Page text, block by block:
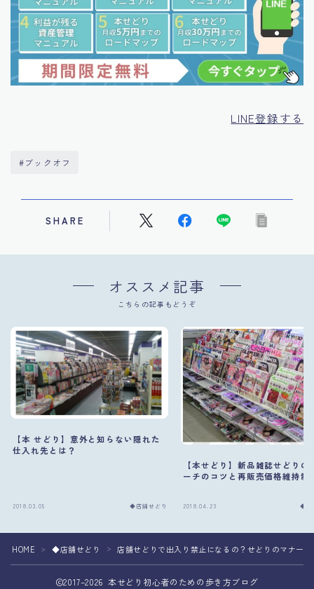
LINE登録する
#ブックオフ
SHARE
オススメ記事
こちらの記事もどうぞ
【本 せどり】意外と知らない隠れた
仕入れ先とは？
2018.03.05 ◆店舗せどり
【本せどり】新品雑誌せどりの
ーチのコツと再販売価格維持制
2018.04.23 ◆店
HOME ＞ ◆店舗せどり ＞ 店舗せどりで出入り禁止になるの？せどりのマナー
2017–2026 本せどり初心者のための歩き方ブログ